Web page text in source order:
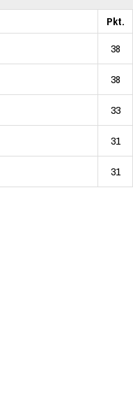
Pkt.
38
38
33
31
31